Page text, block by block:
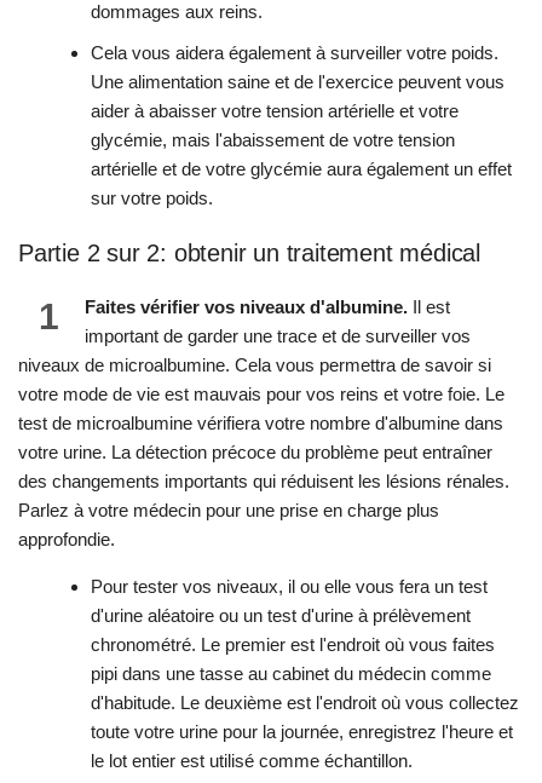
dommages aux reins.
Cela vous aidera également à surveiller votre poids.
Une alimentation saine et de l'exercice peuvent vous
aider à abaisser votre tension artérielle et votre
glycémie, mais l'abaissement de votre tension
artérielle et de votre glycémie aura également un effet
sur votre poids.
Partie 2 sur 2: obtenir un traitement médical
1 Faites vérifier vos niveaux d'albumine. Il est
important de garder une trace et de surveiller vos
niveaux de microalbumine. Cela vous permettra de savoir si
votre mode de vie est mauvais pour vos reins et votre foie. Le
test de microalbumine vérifiera votre nombre d'albumine dans
votre urine. La détection précoce du problème peut entraîner
des changements importants qui réduisent les lésions rénales.
Parlez à votre médecin pour une prise en charge plus
approfondie.
Pour tester vos niveaux, il ou elle vous fera un test
d'urine aléatoire ou un test d'urine à prélèvement
chronométré. Le premier est l'endroit où vous faites
pipi dans une tasse au cabinet du médecin comme
d'habitude. Le deuxième est l'endroit où vous collectez
toute votre urine pour la journée, enregistrez l'heure et
le lot entier est utilisé comme échantillon.